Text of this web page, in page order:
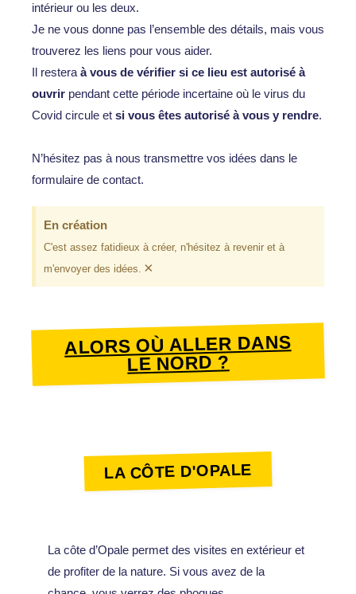
intérieur ou les deux.
Je ne vous donne pas l’ensemble des détails, mais vous
trouverez les liens pour vous aider.
Il restera à vous de vérifier si ce lieu est autorisé à
ouvrir pendant cette période incertaine où le virus du
Covid circule et si vous êtes autorisé à vous y rendre.
N’hésitez pas à nous transmettre vos idées dans le
formulaire de contact.
En création
C'est assez fatidieux à créer, n'hésitez à revenir et à
m'envoyer des idées. ×
ALORS OÙ ALLER DANS
LE NORD ?
LA CÔTE D'OPALE
La côte d’Opale permet des visites en extérieur et
de profiter de la nature. Si vous avez de la